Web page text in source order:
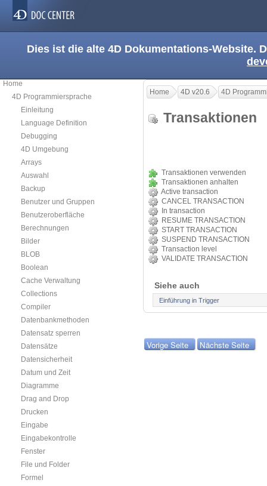
Dies ist die alte 4D Dokumentations-Website.
Home
4D Programmiersprache
Einleitung
Language Definition
Debugging
4D Umgebung
Arrays
Auswahl
Backup
Benutzer und Gruppen
Benutzeroberfläche
Berechnungen
Bilder
BLOB
Boolean
Cache Verwaltung
Collections
Compiler
Datenbankmethoden
Datensatz sperren
Datensätze
Datensicherheit
Datum und Zeit
Diagramme
Drag and Drop
Drucken
Eingabe
Eingabekontrolle
Fenster
File und Folder
Formel
Home 4D v20.6 4D
Transaktionen
Transaktionen verwenden
Transaktionen anhalten
Active transaction
CANCEL TRANSACTION
In transaction
RESUME TRANSACTION
START TRANSACTION
SUSPEND TRANSACTION
Transaction level
VALIDATE TRANSACTION
Siehe auch
Einführung in Trigger
Vorige Seite Nächste Seite